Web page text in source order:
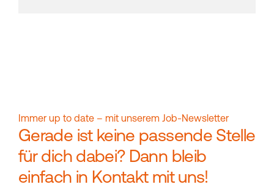
Immer up to date – mit unserem Job-Newsletter
Gerade ist keine passende Stelle
für dich dabei? Dann bleib
einfach in Kontakt mit uns!